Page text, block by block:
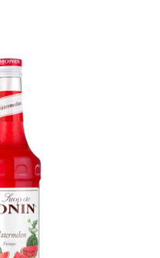
Items